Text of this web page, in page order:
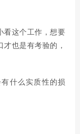
看这个工作，想要
也是有考验的，
什么实质性的损